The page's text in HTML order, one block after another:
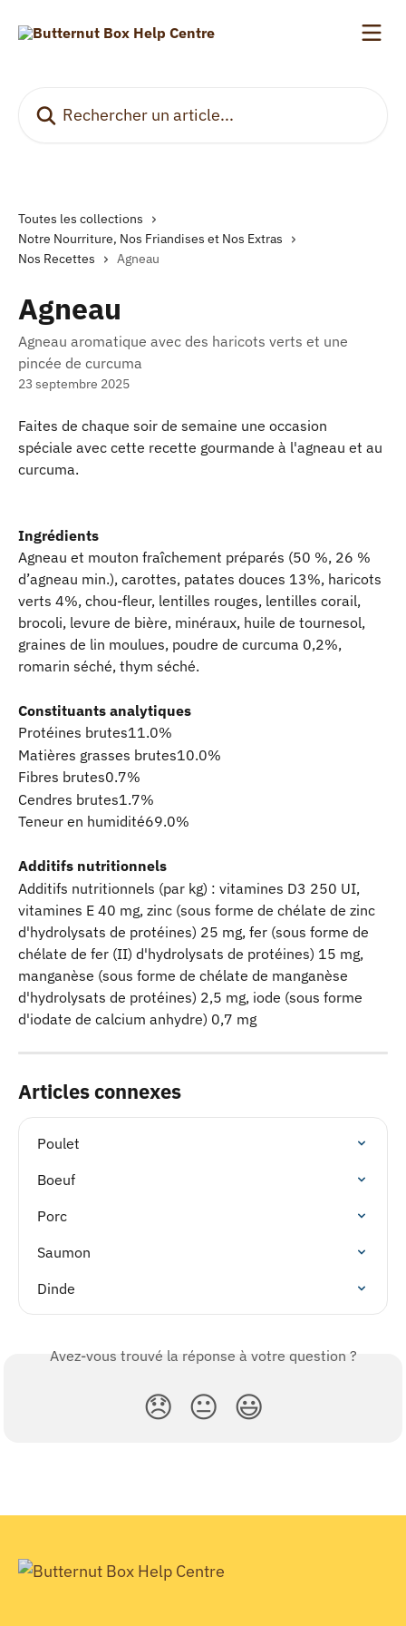
Toutes les collections
Notre Nourriture, Nos Friandises et Nos Extras
Nos Recettes
Agneau
Agneau
Agneau aromatique avec des haricots verts et une
pincée de curcuma
23 septembre 2025
Faites de chaque soir de semaine une occasion
spéciale avec cette recette gourmande à l'agneau et au
curcuma.
Ingrédients
Agneau et mouton fraîchement préparés (50 %, 26 %
d’agneau min.), carottes, patates douces 13%, haricots
verts 4%, chou-fleur, lentilles rouges, lentilles corail,
brocoli, levure de bière, minéraux, huile de tournesol,
graines de lin moulues, poudre de curcuma 0,2%,
romarin séché, thym séché.
Constituants analytiques
Protéines brutes11.0%
Matières grasses brutes10.0%
Fibres brutes0.7%
Cendres brutes1.7%
Teneur en humidité69.0%
Additifs nutritionnels
Additifs nutritionnels (par kg) : vitamines D3 250 UI,
vitamines E 40 mg, zinc (sous forme de chélate de zinc
d'hydrolysats de protéines) 25 mg, fer (sous forme de
chélate de fer (II) d'hydrolysats de protéines) 15 mg,
manganèse (sous forme de chélate de manganèse
d'hydrolysats de protéines) 2,5 mg, iode (sous forme
d'iodate de calcium anhydre) 0,7 mg
Articles connexes
Poulet
Boeuf
Porc
Saumon
Dinde
Avez-vous trouvé la réponse à votre question ?
😞 😐 😃